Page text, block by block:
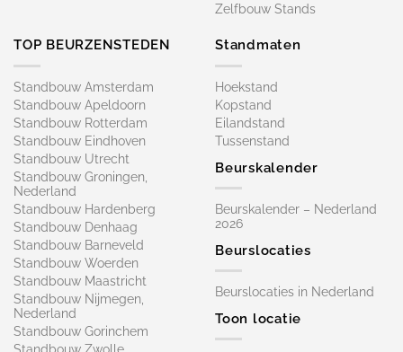
Zelfbouw Stands
TOP BEURZENSTEDEN
Standbouw Amsterdam
Standbouw Apeldoorn
Standbouw Rotterdam
Standbouw Eindhoven
Standbouw Utrecht
Standbouw Groningen,
Nederland
Standbouw Hardenberg
Standbouw Denhaag
Standbouw Barneveld
Standbouw Woerden
Standbouw Maastricht
Standbouw Nijmegen,
Nederland
Standbouw Gorinchem
Standbouw Zwolle
Standmaten
Hoekstand
Kopstand
Eilandstand
Tussenstand
Beurskalender
Beurskalender – Nederland
2026
Beurslocaties
Beurslocaties in Nederland
Toon locatie